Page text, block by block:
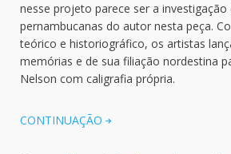
nesse projeto parece ser a investigação
pernambucanas do autor nesta peça.
teórico e historiográfico, os artistas
memórias e de sua filiação nordestina
Nelson com caligrafia própria.
CONTINUAÇÃO